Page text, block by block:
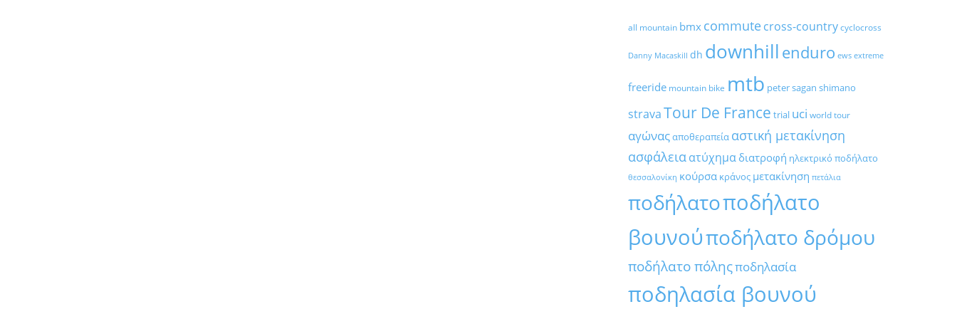
all mountain bmx commutecross-countrycyclocross
Danny Macaskill dh downhill enduro ews extreme
freeride mountain bike mtb peter sagan shimano
stravaTour De France trial uci world tour
αγώναςαποθεραπεία αστική μετακίνηση
ασφάλειαατύχημα διατροφή ηλεκτρικό ποδήλατο
θεσσαλονίκη κούρσα κράνος μετακίνηση πετάλια
ποδήλατοποδήλατο
βουνούποδήλατο δρόμου
ποδήλατο πόληςποδηλασία
ποδηλασία βουνού